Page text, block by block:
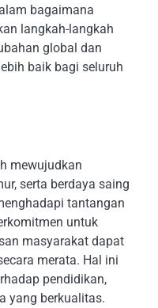
bagaimana
langkah-langkah
global dan
baik bagi seluruh
mewujudkan
serta berdaya saing
tantangan
untuk
masyarakat dapat
merata. Hal ini
pendidikan,
yang berkualitas.